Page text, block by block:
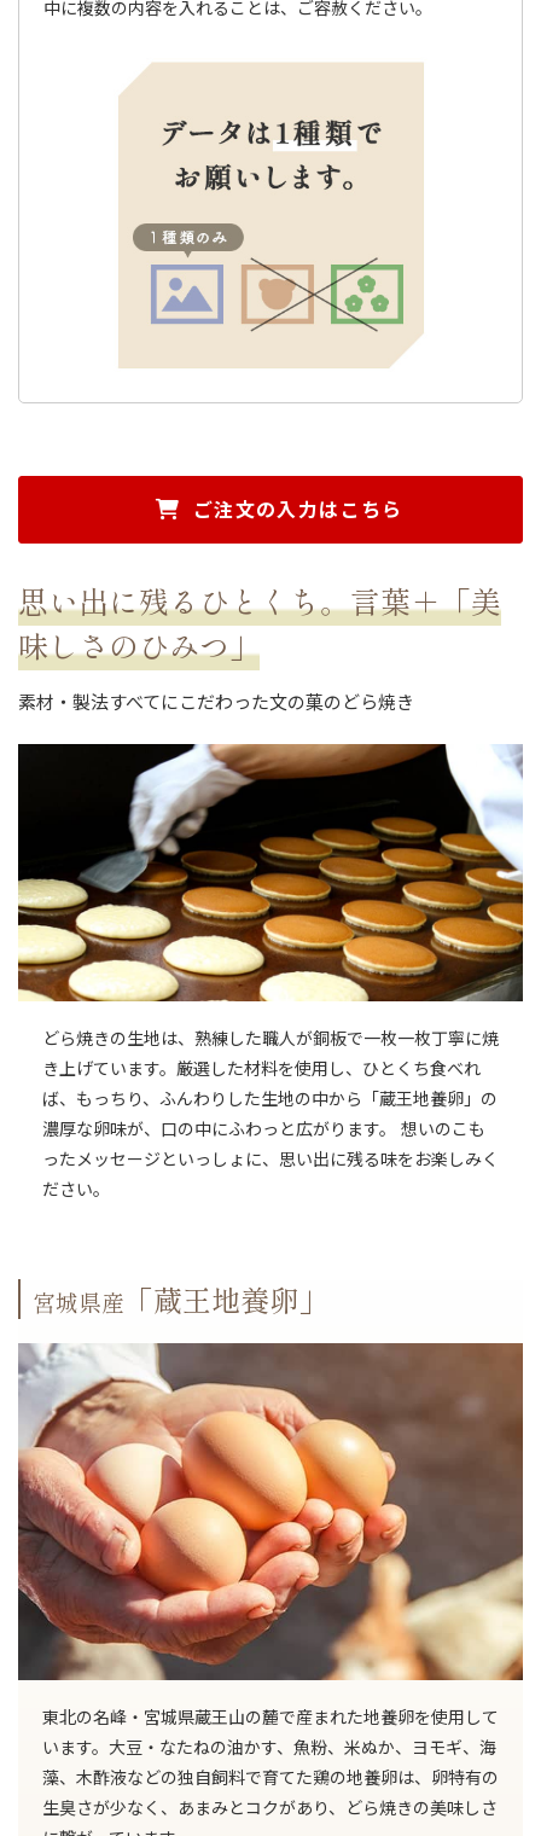
中に複数の内容を入れることは、ご容赦ください。
ご注文の入力はこちら
思い出に残るひとくち。言葉＋「美
味しさのひみつ」
素材・製法すべてにこだわった文の菓のどら焼き
どら焼きの生地は、熟練した職人が銅板で一枚一枚丁寧に焼
き上げています。厳選した材料を使用し、ひとくち食べれ
ば、もっちり、ふんわりした生地の中から「蔵王地養卵」の
濃厚な卵味が、口の中にふわっと広がります。 想いのこも
ったメッセージといっしょに、思い出に残る味をお楽しみく
ださい。
宮城県産 「蔵王地養卵」
東北の名峰・宮城県蔵王山の麓で産まれた地養卵を使用して
います。大豆・なたねの油かす、魚粉、米ぬか、ヨモギ、海
藻、木酢液などの独自飼料で育てた鶏の地養卵は、卵特有の
生臭さが少なく、あまみとコクがあり、どら焼きの美味しさ